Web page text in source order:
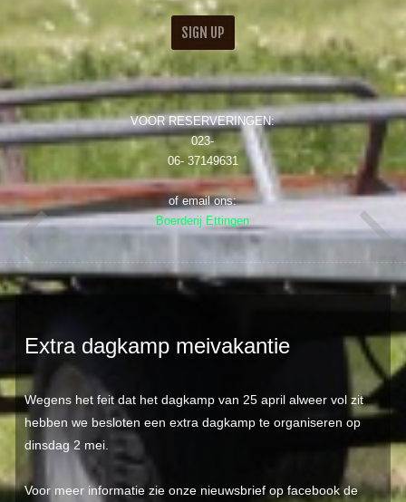
VOOR RESERVERINGEN:
023-
06- 37149631
of email ons:
Boerderij Ettingen
Extra dagkamp meivakantie
Wegens het feit dat het dagkamp van 25 april alweer vol zit
hebben we besloten een extra dagkamp te organiseren op
dinsdag 2 mei.
Voor meer informatie zie onze nieuwsbrief op facebook de